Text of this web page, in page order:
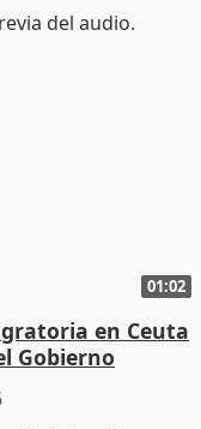
01:02
en Ceuta
Gobierno